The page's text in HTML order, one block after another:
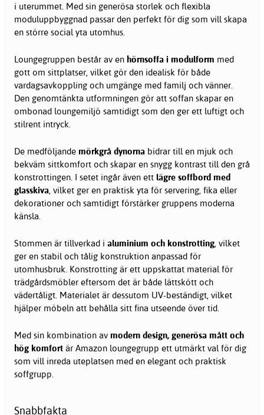
i uterummet. Med sin generösa storlek och flexibla
moduluppbyggnad passar den perfekt för dig som vill skapa
en större social yta utomhus.
Loungegruppen består av en hörnsoffa i modulform med
gott om sittplatser, vilket gör den idealisk för både
vardagsavkoppling och umgänge med familj och vänner.
Den genomtänkta utformningen gör att soffan skapar en
ombonad loungemiljö samtidigt som den ger ett luftigt och
stilrent intryck.
De medföljande mörkgrå dynorna bidrar till en mjuk och
bekväm sittkomfort och skapar en snygg kontrast till den grå
konstrottingen. I setet ingår även ett lägre soffbord med
glasskiva, vilket ger en praktisk yta för servering, fika eller
dekorationer och samtidigt förstärker gruppens moderna
känsla.
Stommen är tillverkad i aluminium och konstrotting, vilket
ger en stabil och tålig konstruktion anpassad för
utomhusbruk. Konstrotting är ett uppskattat material för
trädgårdsmöbler eftersom det är både lättskött och
vädertåligt. Materialet är dessutom UV-beständigt, vilket
hjälper möbeln att behålla sitt fina utseende över tid.
Med sin kombination av modern design, generösa mått och
hög komfort är Amazon loungegrupp ett utmärkt val för dig
som vill inreda uteplatsen med en elegant och praktisk
soffgrupp.
Snabbfakta